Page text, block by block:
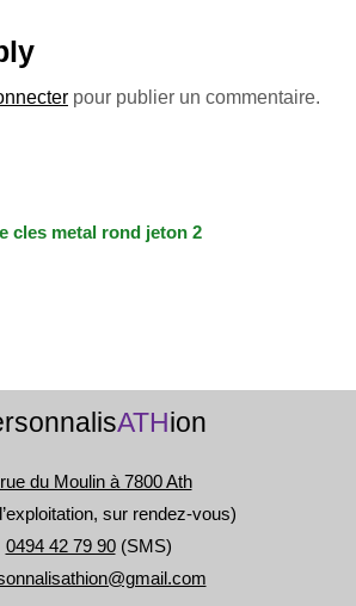
ta
g
pour publier un commentaire.
cles metal rond jeton 2
ATHion
du Moulin à 7800 Ath
sur rendez-vous)
0494 42 79 90(SMS)